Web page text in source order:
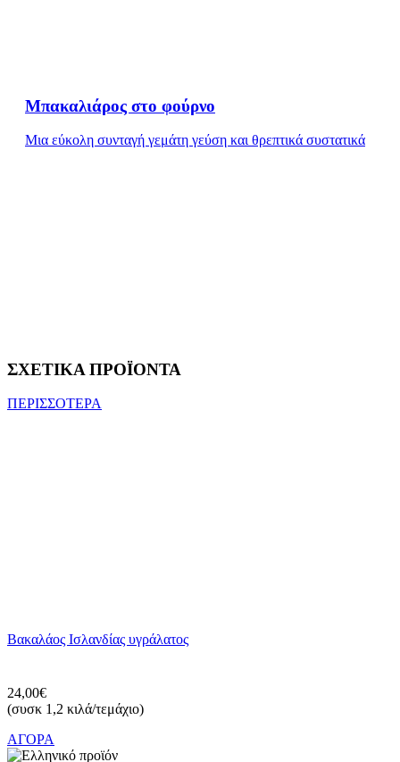
Μπακαλιάρος στο φούρνο
Μια εύκολη συνταγή γεμάτη γεύση και θρεπτικά συστατικά
ΣΧΕΤΙΚΑ ΠΡΟΪΟΝΤΑ
ΠΕΡΙΣΣΟΤΕΡΑ
Βακαλάος Ισλανδίας υγράλατος
24,00€
(συσκ 1,2 κιλά/τεμάχιο)
ΑΓΟΡΑ